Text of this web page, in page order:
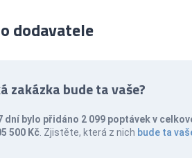
dodavatele
zakázka bude ta vaše?
dní bylo přidáno 2 099 poptávek v
500 Kč . Zjistěte, která z nich bude ta